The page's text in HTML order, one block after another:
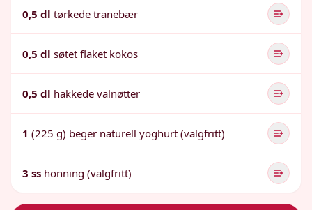
0,5 dl tørkede tranebær
0,5 dl søtet flaket kokos
0,5 dl hakkede valnøtter
1 (225 g) beger naturell yoghurt (valgfritt)
3 ss honning (valgfritt)